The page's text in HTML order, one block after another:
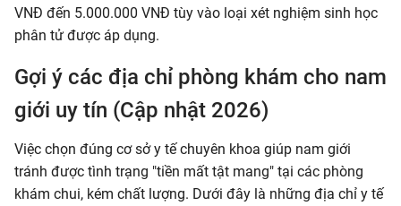
VNĐ đến 5.000.000 VNĐ tùy vào loại xét nghiệm sinh học
phân tử được áp dụng.
Gợi ý các địa chỉ phòng khám cho nam
giới uy tín (Cập nhật 2026)
Việc chọn đúng cơ sở y tế chuyên khoa giúp nam giới
tránh được tình trạng "tiền mất tật mang" tại các phòng
khám chui, kém chất lượng. Dưới đây là những địa chỉ y tế